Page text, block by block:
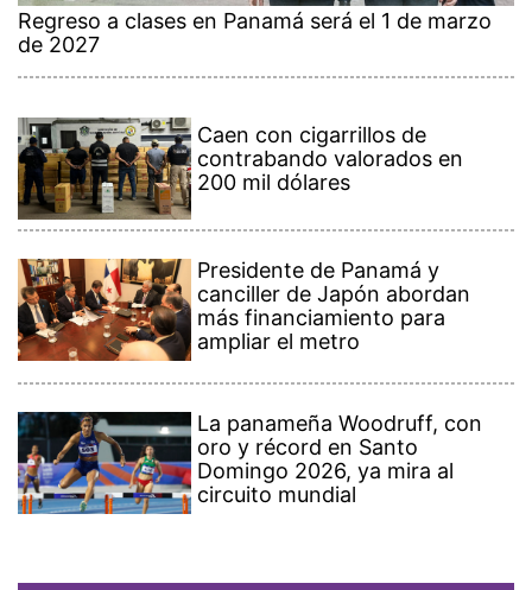
Regreso a clases en Panamá será el 1 de marzo
de 2027
Caen con cigarrillos de
contrabando valorados en
200 mil dólares
Presidente de Panamá y
canciller de Japón abordan
más financiamiento para
ampliar el metro
La panameña Woodruff, con
oro y récord en Santo
Domingo 2026, ya mira al
circuito mundial